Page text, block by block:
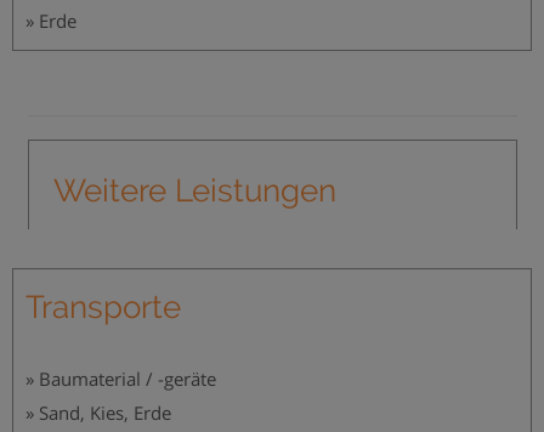
» Erde
Weitere Leistungen
Transporte
» Baumaterial / -geräte
» Sand, Kies, Erde